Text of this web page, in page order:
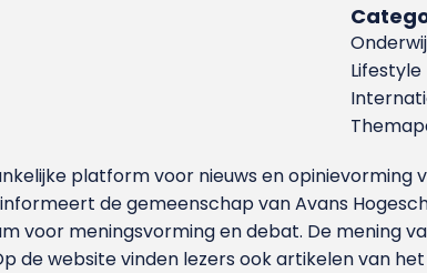
Lifestyle
platform voor nieuws en
de gemeenschap van Avans
voor meningsvorming en debat. De mening
de website vinden lezers ook artikelen van